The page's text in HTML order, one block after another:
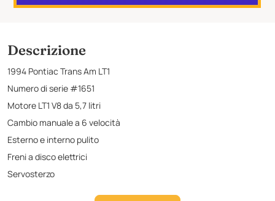
Descrizione
1994 Pontiac Trans Am LT1
Numero di serie #1651
Motore LT1 V8 da 5,7 litri
Cambio manuale a 6 velocità
Esterno e interno pulito
Freni a disco elettrici
Servosterzo